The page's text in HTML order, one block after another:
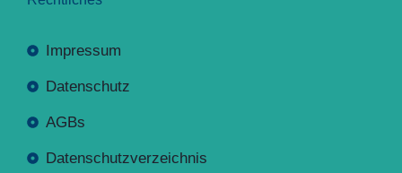
Impressum
Datenschutz
AGBs
Datenschutzverzeichnis